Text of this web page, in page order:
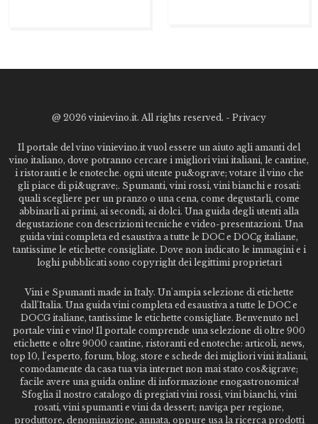
@ 2026 vinievino.it. All rights reserved. - Privacy
Il portale del vino vinievino.it vuol essere un aiuto agli amanti del
vino italiano, dove potranno cercare i migliori vini italiani, le cantine,
i ristoranti e le enoteche. ogni utente pu&ograve; votare il vino che
gli piace di pi&ugrave;. Spumanti, vini rossi, vini bianchi e rosati:
quali scegliere per un pranzo o una cena, come degustarli, come
abbinarli ai primi, ai secondi, ai dolci. Una guida degli utenti alla
degustazione con descrizioni tecniche e video-presentazioni. Una
guida vini completa ed esaustiva a tutte le DOC e DOCg italiane,
tantissime le etichette consigliate. Dove non indicato le immagini e i
loghi pubblicati sono copyright dei legittimi proprietari
Vini e Spumanti made in Italy. Un'ampia selezione di etichette
dall'Italia. Una guida vini completa ed esaustiva a tutte le DOC e
DOCG italiane, tantissime le etichette consigliate. Benvenuto nel
portale vini e vino! Il portale comprende una selezione di oltre 900
etichette e oltre 9000 cantine, ristoranti ed enoteche: articoli, news,
top 10, l'esperto, forum, blog, store e schede dei migliori vini italiani,
comodamente da casa tua via internet non mai stato cos&igrave;
facile avere una guida online di informazione enogastronomica!
Sfoglia il nostro catalogo di pregiati vini rossi, vini bianchi, vini
rosati, vini spumanti e vini da dessert; naviga per regione,
produttore, denominazione, annata, oppure usa la ricerca prodotti